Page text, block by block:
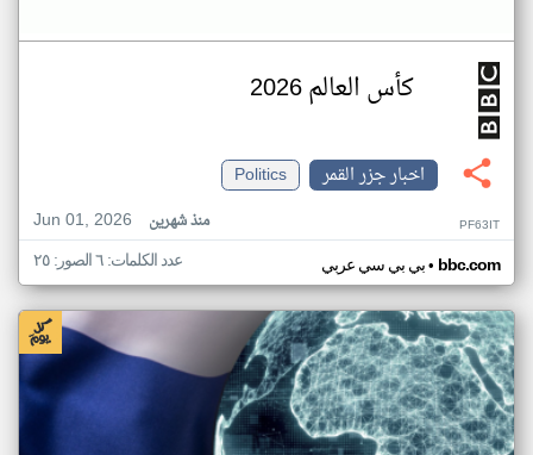
كأس العالم 2026
اخبار جزر القمر
Politics
Jun 01, 2026
منذ شهرين PF63IT
بي بي سي عربي• bbc.com عدد الكلمات: ٦ الصور: ٢٥